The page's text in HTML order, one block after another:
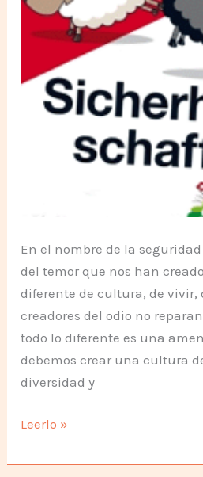
En el nombre de la
del temor que nos han
diferente de cultura, de vivir,
creadores del odio no
todo lo diferente es una
debemos crear una cultura
diversidad y
Abraza
la
Leerlo »